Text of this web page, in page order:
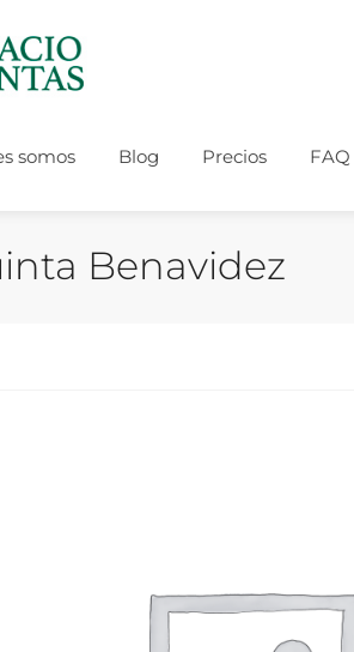
somos Blog Precios FAQ
Benavidez